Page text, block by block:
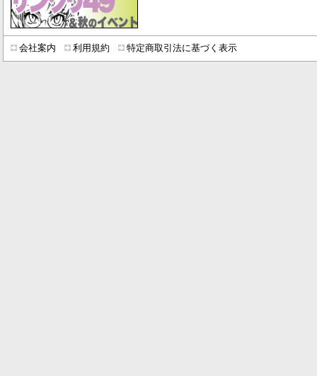
会社案内 利用規約 特定商取引法に基づく表示